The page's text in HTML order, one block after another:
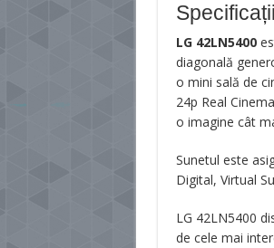
LG 42LN5400
diagonală
o mini sală de
24p Real
o imagine cât
Sunetul este
Digital, Virtual
LG 42LN5400
de cele mai